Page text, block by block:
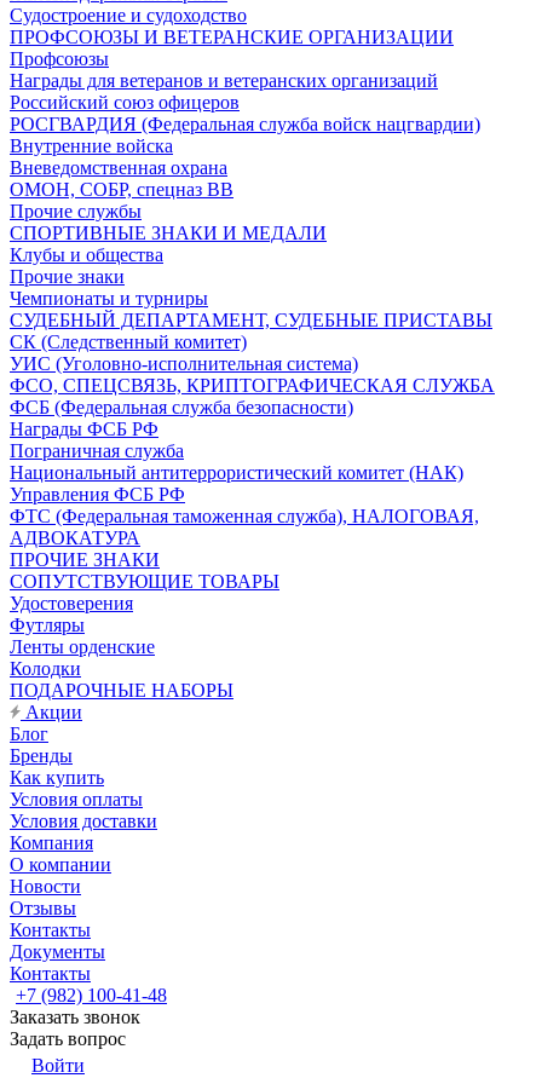
Судостроение и судоходство
ПРОФСОЮЗЫ И ВЕТЕРАНСКИЕ ОРГАНИЗАЦИИ
Профсоюзы
Награды для ветеранов и ветеранских организаций
Российский союз офицеров
РОСГВАРДИЯ (Федеральная служба войск нацгвардии)
Внутренние войска
Вневедомственная охрана
ОМОН, СОБР, спецназ ВВ
Прочие службы
СПОРТИВНЫЕ ЗНАКИ И МЕДАЛИ
Клубы и общества
Прочие знаки
Чемпионаты и турниры
СУДЕБНЫЙ ДЕПАРТАМЕНТ, СУДЕБНЫЕ ПРИСТАВЫ
СК (Следственный комитет)
УИС (Уголовно-исполнительная система)
ФСО, СПЕЦСВЯЗЬ, КРИПТОГРАФИЧЕСКАЯ СЛУЖБА
ФСБ (Федеральная служба безопасности)
Награды ФСБ РФ
Пограничная служба
Национальный антитеррористический комитет (НАК)
Управления ФСБ РФ
ФТС (Федеральная таможенная служба), НАЛОГОВАЯ,
АДВОКАТУРА
ПРОЧИЕ ЗНАКИ
СОПУТСТВУЮЩИЕ ТОВАРЫ
Удостоверения
Футляры
Ленты орденские
Колодки
ПОДАРОЧНЫЕ НАБОРЫ
Акции
Блог
Бренды
Как купить
Условия оплаты
Условия доставки
Компания
О компании
Новости
Отзывы
Контакты
Документы
Контакты
+7 (982) 100-41-48
Заказать звонок
Задать вопрос
Войти